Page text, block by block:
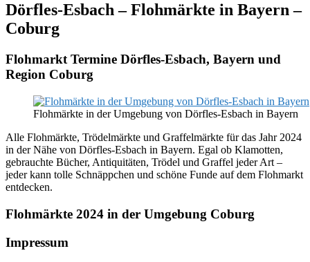
Content
Dörfles-Esbach – Flohmärkte in Bayern –
Coburg
Flohmarkt Termine Dörfles-Esbach, Bayern und
Region Coburg
Flohmärkte in der Umgebung von Dörfles-Esbach in Bayern
Alle Flohmärkte, Trödelmärkte und Graffelmärkte für das Jahr 2024
in der Nähe von Dörfles-Esbach in Bayern. Egal ob Klamotten,
gebrauchte Bücher, Antiquitäten, Trödel und Graffel jeder Art –
jeder kann tolle Schnäppchen und schöne Funde auf dem Flohmarkt
entdecken.
Flohmärkte 2024 in der Umgebung Coburg
Footer
Impressum